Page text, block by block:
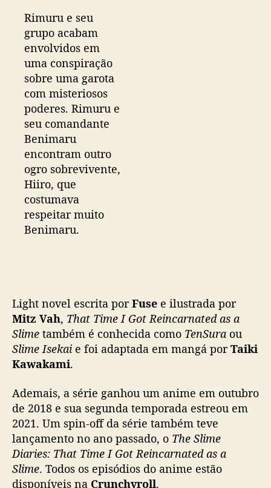
Rimuru e seu
grupo acabam
envolvidos em
uma conspiração
sobre uma garota
com misteriosos
poderes. Rimuru e
seu comandante
Benimaru
encontram outro
ogro sobrevivente,
Hiiro, que
costumava
respeitar muito
Benimaru.
Light novel escrita porFuse e ilustrada por
Mitz Vah, That Time I Got Reincarnated as a
Slime também é conhecida como TenSura ou
Slime Isekai e foi adaptada em mangá porTaiki
Kawakami.
Ademais, a série ganhou um anime em outubro
de 2018 e sua segunda temporada estreou em
2021. Um spin-off da série também teve
lançamento no ano passado, o The Slime
Diaries: That Time I Got Reincarnated as a
Slime. Todos os episódios do anime estão
disponíveis na Crunchyroll.